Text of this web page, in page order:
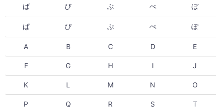
ば び ぶ べ ぼ
ぱ ぴ ぷ ぺ ぽ
A B C D E
F G H I J
K L M N O
P Q R S T